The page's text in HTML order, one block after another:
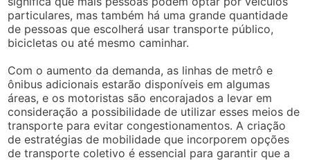
particulares, mas também há uma grande quantidade
de pessoas que escolherá usar transporte público,
bicicletas ou até mesmo caminhar.
Com o aumento da demanda, as linhas de metrô e
ônibus adicionais estarão disponíveis em algumas
áreas, e os motoristas são encorajados a levar em
consideração a possibilidade de utilizar esses meios de
transporte para evitar congestionamentos. A criação
de estratégias de mobilidade que incorporem opções
de transporte coletivo é essencial para garantir que a